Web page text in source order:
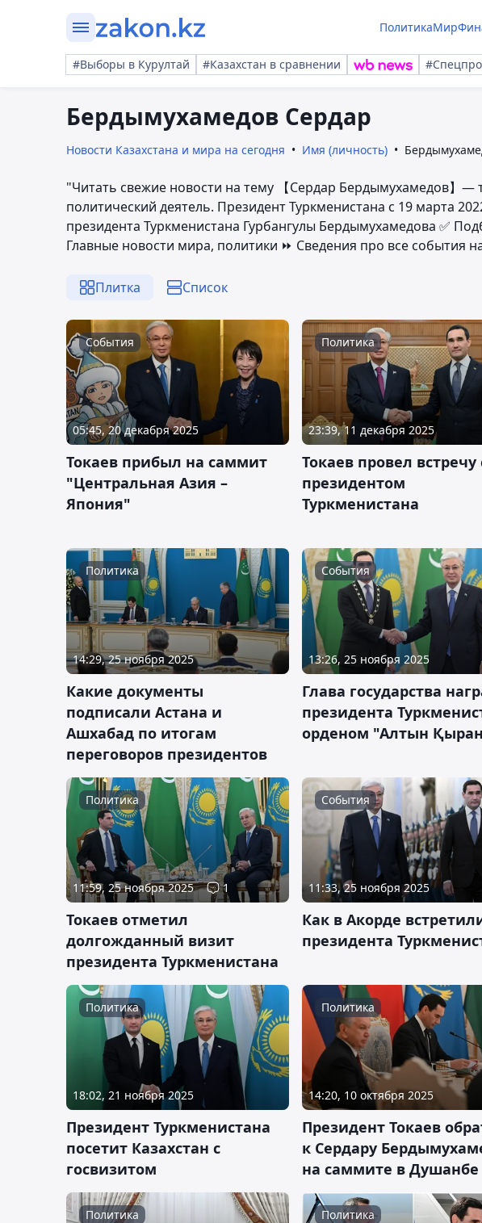
ПолитикаМир
#Выборы в Курултай #Казахстан в сравнении
Бердымухамедов Сердар
Новости Казахстана и мира на сегодня Имя (личность)
"Читать свежие новости на тему 【Сердар Бердымухамедов】—
политический деятель. Президент Туркменистана с 19 марта
президента Туркменистана Гурбангулы Бердымухамедова ✅
Главные новости мира, политики ⏩ Сведения про все события
Плитка Список
События
05:45, 20 декабря 2025
Токаев прибыл на саммит
"Центральная Азия –
Япония"
Политика
23:39, 11 декабря 2025
Токаев провел встречу
президентом
Туркменистана
Политика
14:29, 25 ноября 2025
Какие документы
подписали Астана и
Ашхабад по итогам
переговоров президентов
События
13:26, 25 ноября 2025
Глава государства
президента
орденом "Алтын
Политика
11:59, 25 ноября 2025 1
Токаев отметил
долгожданный визит
президента Туркменистана
События
11:33, 25 ноября 2025
Как в Акорде
президента
Политика
18:02, 21 ноября 2025
Президент Туркменистана
посетит Казахстан с
госвизитом
Политика
14:20, 10 октября 2025
Президент Токаев
к Сердару
на саммите в Душанбе
Политика Политика